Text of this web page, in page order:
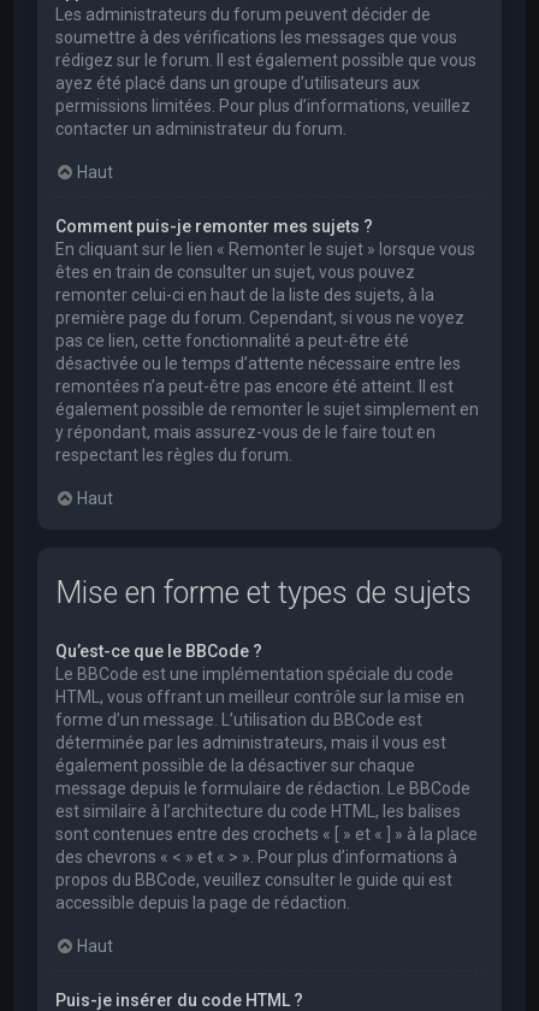
Les administrateurs du forum peuvent décider de
soumettre à des vérifications les messages que vous
rédigez sur le forum. Il est également possible que vous
ayez été placé dans un groupe d’utilisateurs aux
permissions limitées. Pour plus d’informations, veuillez
contacter un administrateur du forum.
Haut
Comment puis-je remonter mes sujets ?
En cliquant sur le lien « Remonter le sujet » lorsque vous
êtes en train de consulter un sujet, vous pouvez
remonter celui-ci en haut de la liste des sujets, à la
première page du forum. Cependant, si vous ne voyez
pas ce lien, cette fonctionnalité a peut-être été
désactivée ou le temps d’attente nécessaire entre les
remontées n’a peut-être pas encore été atteint. Il est
également possible de remonter le sujet simplement en
y répondant, mais assurez-vous de le faire tout en
respectant les règles du forum.
Haut
Mise en forme et types de sujets
Qu’est-ce que le BBCode ?
Le BBCode est une implémentation spéciale du code
HTML, vous offrant un meilleur contrôle sur la mise en
forme d’un message. L’utilisation du BBCode est
déterminée par les administrateurs, mais il vous est
également possible de la désactiver sur chaque
message depuis le formulaire de rédaction. Le BBCode
est similaire à l’architecture du code HTML, les balises
sont contenues entre des crochets « [ » et « ] » à la place
des chevrons « < » et « > ». Pour plus d’informations à
propos du BBCode, veuillez consulter le guide qui est
accessible depuis la page de rédaction.
Haut
Puis-je insérer du code HTML ?